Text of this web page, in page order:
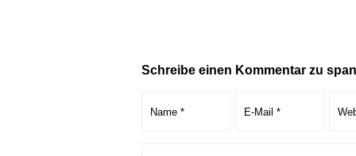
Schreibe einen Kommentar zu